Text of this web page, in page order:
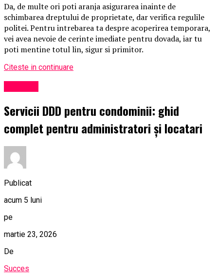
Da, de multe ori poti aranja asigurarea inainte de
schimbarea dreptului de proprietate, dar verifica regulile
politei. Pentru intrebarea ta despre acoperirea temporara,
vei avea nevoie de cerinte imediate pentru dovada, iar tu
poti mentine totul lin, sigur si primitor.
Citeste in continuare
Servicii DDD pentru condominii: ghid
complet pentru administratori și locatari
Publicat
acum 5 luni
pe
martie 23, 2026
De
Succes